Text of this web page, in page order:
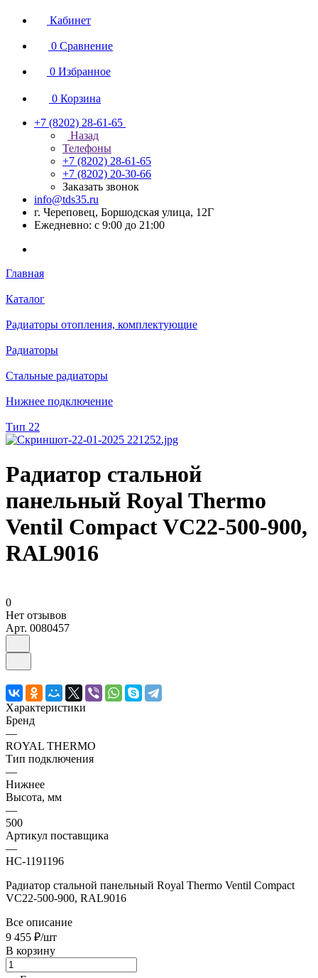
Кабинет
0 Сравнение
0 Избранное
0 Корзина
+7 (8202) 28‑61-65
Назад
Телефоны
+7 (8202) 28‑61-65
+7 (8202) 20‑30-66
Заказать звонок
info@tds35.ru
г. Череповец, Боршодская улица, 12Г
Ежедневно: с 9:00 до 21:00
Главная
Каталог
Радиаторы отопления, комплектующие
Радиаторы
Стальные радиаторы
Нижнее подключение
Тип 22
Радиатор стальной
панельный Royal Thermo
Ventil Compact VC22-500-900,
RAL9016
0
Нет отзывов
Арт. 0080457
Характеристики
Бренд
—
ROYAL THERMO
Тип подключения
—
Нижнее
Высота, мм
—
500
Артикул поставщика
—
НС-1191196
Радиатор стальной панельный Royal Thermo Ventil Compact
VC22-500-900, RAL9016
Все описание
9 455 ₽/шт
В корзину